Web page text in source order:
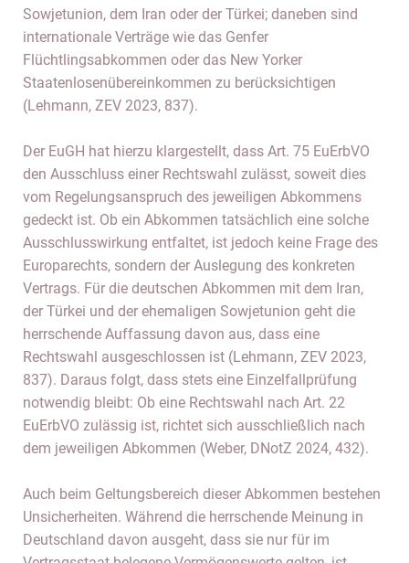
Sowjetunion, dem Iran oder der Türkei; daneben sind
internationale Verträge wie das Genfer
Flüchtlingsabkommen oder das New Yorker
Staatenlosenübereinkommen zu berücksichtigen
(Lehmann, ZEV 2023, 837).
Der EuGH hat hierzu klargestellt, dass Art. 75 EuErbVO
den Ausschluss einer Rechtswahl zulässt, soweit dies
vom Regelungsanspruch des jeweiligen Abkommens
gedeckt ist. Ob ein Abkommen tatsächlich eine solche
Ausschlusswirkung entfaltet, ist jedoch keine Frage des
Europarechts, sondern der Auslegung des konkreten
Vertrags. Für die deutschen Abkommen mit dem Iran,
der Türkei und der ehemaligen Sowjetunion geht die
herrschende Auffassung davon aus, dass eine
Rechtswahl ausgeschlossen ist (Lehmann, ZEV 2023,
837). Daraus folgt, dass stets eine Einzelfallprüfung
notwendig bleibt: Ob eine Rechtswahl nach Art. 22
EuErbVO zulässig ist, richtet sich ausschließlich nach
dem jeweiligen Abkommen (Weber, DNotZ 2024, 432).
Auch beim Geltungsbereich dieser Abkommen bestehen
Unsicherheiten. Während die herrschende Meinung in
Deutschland davon ausgeht, dass sie nur für im